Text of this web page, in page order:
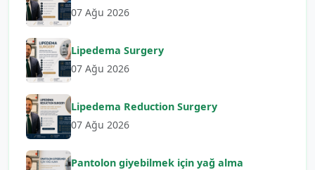
07 Ağu 2026
Lipedema Surgery
07 Ağu 2026
Lipedema Reduction Surgery
07 Ağu 2026
Pantolon giyebilmek için yağ alma